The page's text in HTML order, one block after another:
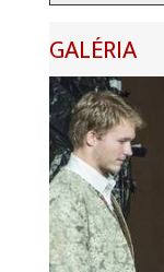
GALÉRIA